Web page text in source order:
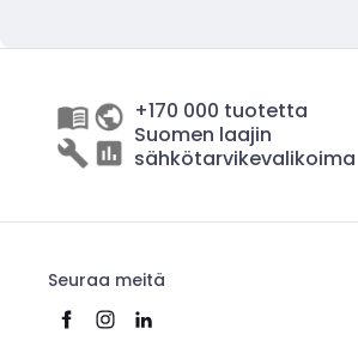
+170 000 tuotetta
Suomen laajin
sähkötarvikevalikoima
Seuraa meitä